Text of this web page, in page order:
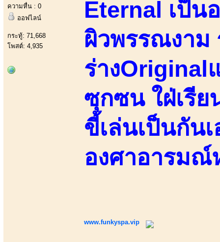
ความหื่น : 0
ออฟไลน์
กระทู้: 71,668
โพสต์: 4,935
Eternal เป็น
ผิวพรรณงาม
ร่างOriginal
ซุกซน ใฝ่เรีย
ขี้เล่นเป็นกัน
องศาอารมณ์
www.funkyspa.vip